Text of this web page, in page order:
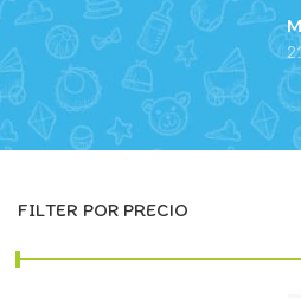
FILTER POR PRECIO